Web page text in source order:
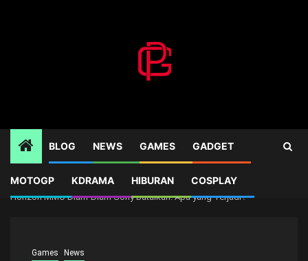
BLOG NEWS GAMES GADGET
MOTOGP KDRAMA HIBURAN COSPLAY
Home
Games
Horizon MMO Diam-Diam Sony batalkan: Apa yang Terjadi?
Games News